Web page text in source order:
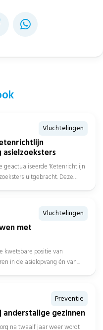
Vluchtelingen
geactualiseerde 'Ketenrichtlijn
uitgebracht. Deze
Vluchtelingen
met
kwetsbare positie van
in de asielopvang én van...
Preventie
anderstalige gezinnen
na twaalf jaar weer wordt